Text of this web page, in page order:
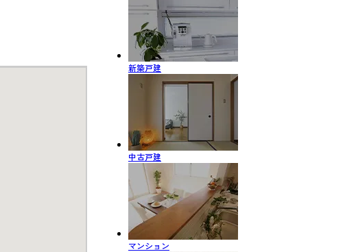
新築戸建
中古戸建
マンション